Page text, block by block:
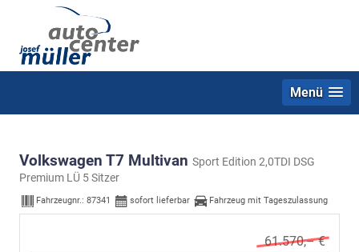
Menü
Volkswagen T7 Multivan Sport Edition 2,0TDI DSG
Premium LÜ 5 Sitzer
Fahrzeugnr.: 87341 sofort lieferbar Fahrzeug mit Tageszulassung
61.570,– €